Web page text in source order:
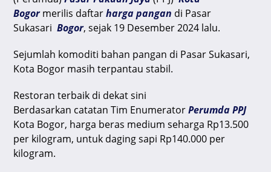
A
p
p
b
o
o
k
a
m
d
s
Bogormerilis daftarharga pangan di Pasar
Sukasari Bogor, sejak 19 Desember 2024 lalu.
Sejumlah komoditi bahan pangan di Pasar Sukasari,
Kota Bogor masih terpantau stabil.
Restoran terbaik di dekat sini
Berdasarkan catatan Tim EnumeratorPerumda PPJ
Kota Bogor, harga beras medium seharga Rp13.500
per kilogram, untuk daging sapi Rp140.000 per
kilogram.